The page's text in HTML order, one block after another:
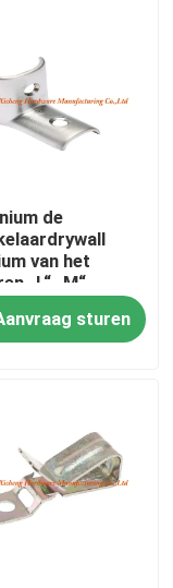
de
van het
„L“ „M“
Toebehoren
sturen